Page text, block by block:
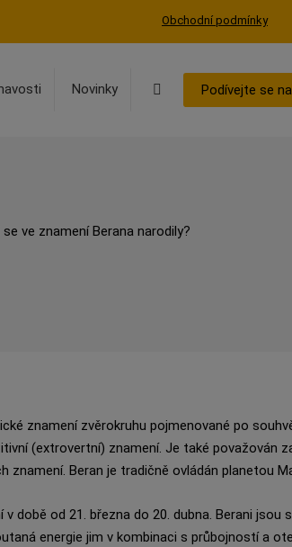
Obchodní podmínky
Novinky VyhledáváníPodívejte se
ve znamení Berana narodily?
znamení zvěrokruhu pojmenované po
(extrovertní) znamení. Je také považován
znamení. Beran je tradičně ovládán planetou
době od 21. března do 20. dubna. Berani jsou
energie jim v kombinaci s průbojností a